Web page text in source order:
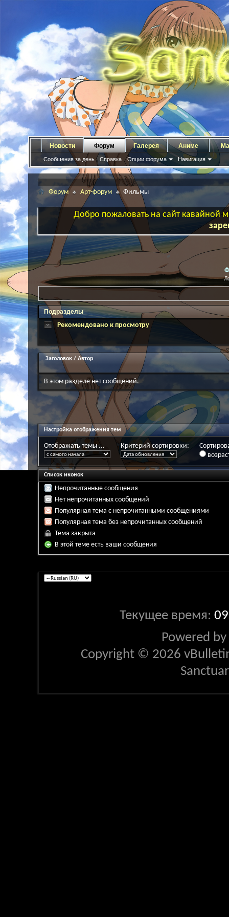
Новости Форум
Сообщения за день Справка Опции форума Навигация
Галерея Аниме
Форум Арт-форум Фильмы
Добро пожаловать на сайт кавайной
Подразделы
Рекомендовано к просмотру
Заголовок / Автор
В этом разделе нет сообщений.
Настройка отображения тем
Отображать темы ... Критерий сортировки:
Список иконок
Непрочитанные сообщения
Нет непрочитанных сообщений
Популярная тема с непрочитанными сообщениями
Популярная тема без непрочитанных сообщений
Тема закрыта
В этой теме есть ваши сообщения
Текущее время:
Powered by
Copyright © 2026